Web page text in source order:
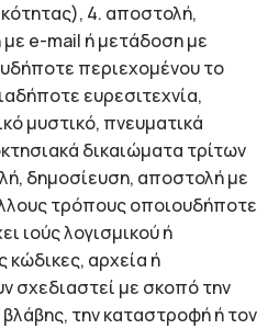
4. αποστολή,
e-mail ή μετάδοση με
περιεχομένου το
ευρεσιτεχνία,
μυστικό, πνευματικά
δικαιώματα τρίτων
δημοσίευση, αποστολή με
τρόπους οποιουδήποτε
ιούς λογισμικού ή
αρχεία ή
σχεδιαστεί με σκοπό την
την καταστροφή ή τον